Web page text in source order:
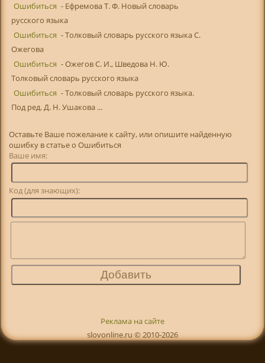
Ошибиться - Ефремова Т. Ф. Новый словарь
русского языка
Ошибиться - Толковый словарь русского языка С.
Ожегова
Ошибиться - Ожегов С. И., Шведова Н. Ю.
Толковый словарь русского языка
Ошибиться - Толковый словарь русского языка.
Под ред. Д. Н. Ушакова ...
Оставьте Ваше пожелание к сайту, или опишите найденную
ошибку в статье о Ошибиться
Ваше имя:
Код (для знающих):
Реклама на сайте
slovonline.ru © 2010-2026